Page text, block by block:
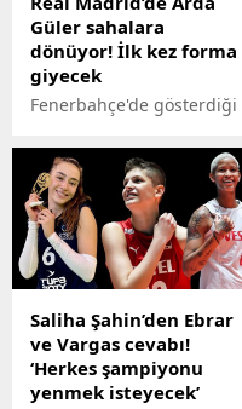
Güler sahalara
dönüyor! İlk kez forma
giyecek
Fenerbahçe'de gösterdiği
Madrid'e büyük umutlarla
transfer olan ancak üst
üste yaşadığı sakatlıklarla
henüz resmi maça
çıkamayan Arda Güler
sonunda formasına
Saliha Şahin’den Ebrar
ve Vargas cevabı!
‘Herkes şampiyonu
yenmek isteyecek’